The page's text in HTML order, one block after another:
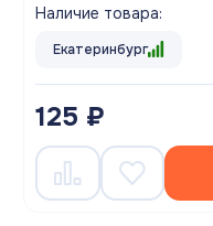
Наличие товара:
Екатеринбург
125 ₽